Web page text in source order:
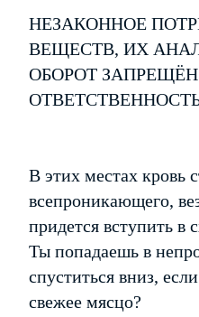
НЕЗАКОННОЕ
ВЕЩЕСТВ, ИХ
ОБОРОТ
В этих местах кровь
всепроникающего,
придется вступить в
Ты попадаешь в
спуститься вниз,
свежее мясцо?